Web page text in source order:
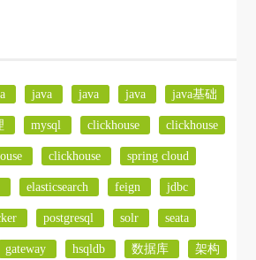
java java java java基础
mysql clickhouse clickhouse
clickhouse spring cloud
elasticsearch feign jdbc
postgresql solr seata
gateway hsqldb 数据库 架构